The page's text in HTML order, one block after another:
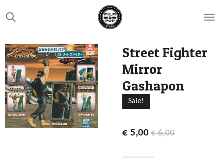
Ga
direct
de
hoofdinhoud
Street Fighter
Mirror
Gashapon
Sale!
€ 5,00 € 6,00